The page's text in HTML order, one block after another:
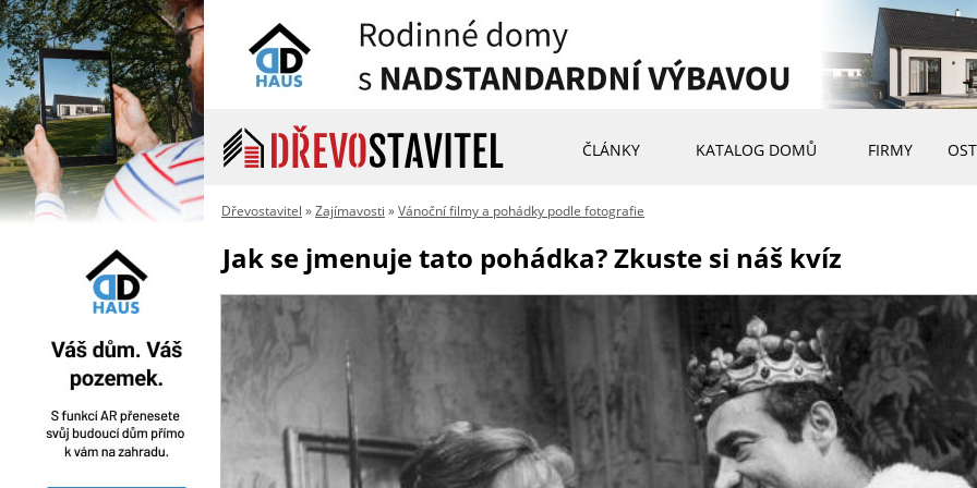
ČLÁNKY KATALOG DOMŮ FIRMY
Dřevostavitel »Zajímavosti »Vánoční filmy a pohádky podle fotografie
Jak se jmenuje tato pohádka? Zkuste si náš kvíz